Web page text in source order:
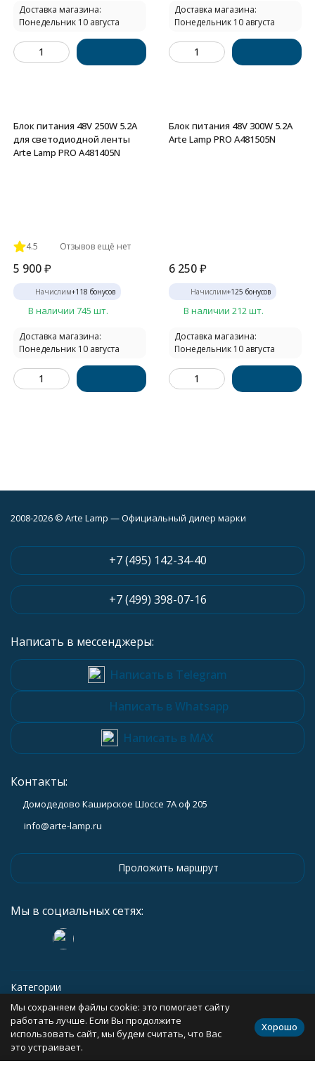
Доставка магазина:
Понедельник 10 августа
Доставка магазина:
Понедельник 10 августа
Блок питания 48V 250W 5.2А
для светодиодной ленты
Arte Lamp PRO A481405N
4.5 Отзывов ещё нет
5 900₽
Начислим+118 бонусов
В наличии 745 шт.
Доставка магазина:
Понедельник 10 августа
Блок питания 48V 300W 5.2А
Arte Lamp PRO A481505N
6 250₽
Начислим+125 бонусов
В наличии 212 шт.
Доставка магазина:
Понедельник 10 августа
2008-2026 © Arte Lamp — Официальный дилер марки
+7 (495) 142-34-40
+7 (499) 398-07-16
Написать в мессенджеры:
Написать в Telegram
Написать в Whatsapp
Написать в MAX
Контакты:
Домодедово Каширское Шоссе 7А оф 205
info@arte-lamp.ru
Проложить маршрут
Мы в социальных сетях:
Категории
Информация
Политика персональных данных Карта сайта
Мы сохраняем файлы cookie: это помогает сайту
работать лучше. Если Вы продолжите
использовать сайт, мы будем считать, что Вас
это устраивает.
Хорошо